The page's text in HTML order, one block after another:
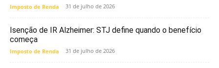
Imposto de Renda 31 de julho de 2026
Isenção de IR Alzheimer: STJ define quando o benefício
começa
Imposto de Renda 31 de julho de 2026